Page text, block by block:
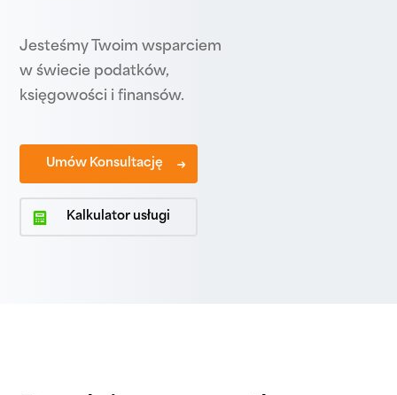
Jesteśmy Twoim wsparciem
w świecie podatków,
księgowości i finansów.
Umów Konsultację
Kalkulator usługi